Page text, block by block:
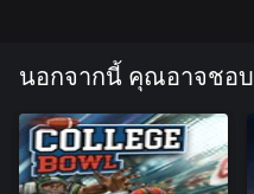
นอกจากนี้ คุณอาจชอบ